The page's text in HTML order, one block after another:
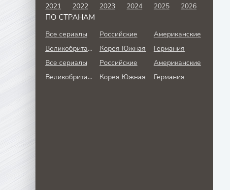
2021
2022 2023 2024 2025 2026
ПО СТРАНАМ
Все сериалы Российские
Американские
Великобритания
Корея Южная
Германия
Все сериалы
Российские
Американские
Великобритания
Корея Южная Германия